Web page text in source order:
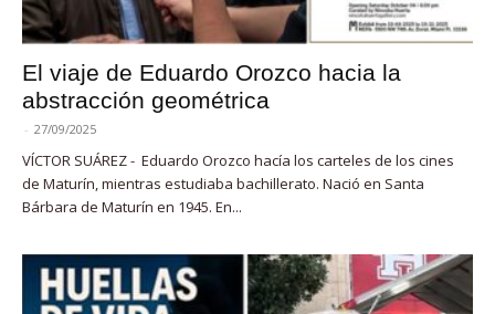
El viaje de Eduardo Orozco hacia la
abstracción geométrica
- 27/09/2025
VÍCTOR SUÁREZ - Eduardo Orozco hacía los carteles de los cines
de Maturín, mientras estudiaba bachillerato. Nació en Santa
Bárbara de Maturín en 1945. En...